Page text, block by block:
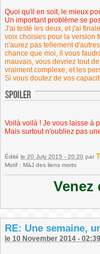
Quoi qu'il en soit, le mieux
Un important problème se
J'ai testé les deux, et j'ai
voix choisies pour la version
n'aurez pas tellement
chance que moi, il vous
mauvais, vous devriez tout
vraiment complexe, et les
Si vous doutez de vos
Voilà voilà ! Je vous laisse à
Mais surtout n'oubliez pas
Édité le 20 July 2015 - 20:20 par
Motif : MàJ des liens morts
RE: Une semaine,
le 10 November 2014 - 02:39